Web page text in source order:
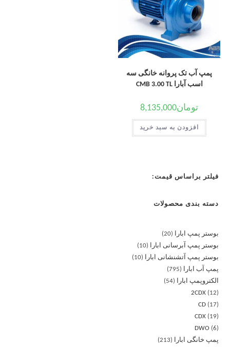
پمپ آب تک پروانه خانگی سه
اسب آبارا CMB 3.00 TL
تومان8,135,000
افزودن به سبد خرید
فیلتر براساس قیمت:
دسته بندی محصولات
بوستر پمپ ابارا
20
بوستر پمپ آبرسانی ابارا
10
بوستر پمپ آتشنشانی ابارا
10
پمپ آب ابارا
795
الکتروپمپ ابارا
54
2CDX
12
CD
17
CDX
19
DWO
6
پمپ خانگی ابارا
213